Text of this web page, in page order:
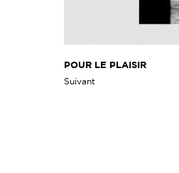
POUR LE PLAISIR
Suivant